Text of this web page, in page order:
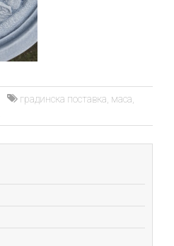
градинска поставка маса